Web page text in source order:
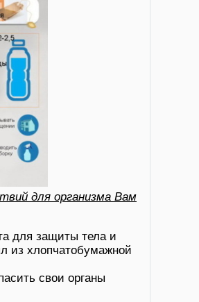
для организма Вам
для защиты тела и
из хлопчатобумажной
свои органы